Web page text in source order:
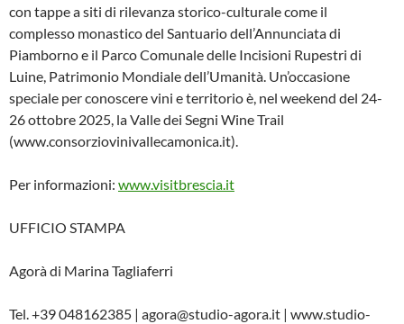
con tappe a siti di rilevanza storico-culturale come il
complesso monastico del Santuario dell’Annunciata di
Piamborno e il Parco Comunale delle Incisioni Rupestri di
Luine, Patrimonio Mondiale dell’Umanità. Un’occasione
speciale per conoscere vini e territorio è, nel weekend del 24-
26 ottobre 2025, la Valle dei Segni Wine Trail
(www.consorziovinivallecamonica.it).
Per informazioni: www.visitbrescia.it
UFFICIO STAMPA
Agorà di Marina Tagliaferri
Tel. +39 048162385 | agora@studio-agora.it | www.studio-